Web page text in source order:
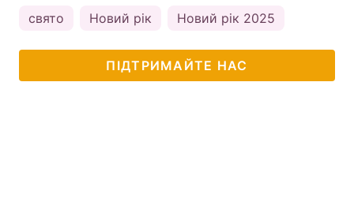
свято Новий рік Новий рік 2025
ПІДТРИМАЙТЕ НАС